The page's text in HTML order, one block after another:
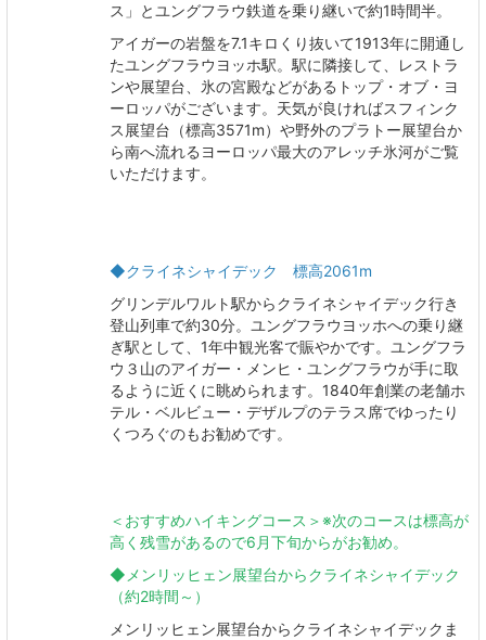
ス」とユングフラウ鉄道を乗り継いで約1時間半。
アイガーの岩盤を7.1キロくり抜いて1913年に開通し
たユングフラウヨッホ駅。駅に隣接して、レストラ
ンや展望台、氷の宮殿などがあるトップ・オブ・ヨ
ーロッパがございます。天気が良ければスフィンク
ス展望台（標高3571m）や野外のプラトー展望台か
ら南へ流れるヨーロッパ最大のアレッチ氷河がご覧
いただけます。
◆クライネシャイデック 標高2061m
グリンデルワルト駅からクライネシャイデック行き
登山列車で約30分。ユングフラウヨッホへの乗り継
ぎ駅として、1年中観光客で賑やかです。ユングフラ
ウ３山のアイガー・メンヒ・ユングフラウが手に取
るように近くに眺められます。1840年創業の老舗ホ
テル・ベルビュー・デザルプのテラス席でゆったり
くつろぐのもお勧めです。
＜おすすめハイキングコース＞※次のコースは標高が
高く残雪があるので6月下旬からがお勧め。
◆メンリッヒェン展望台からクライネシャイデック
（約2時間～）
メンリッヒェン展望台からクライネシャイデックま